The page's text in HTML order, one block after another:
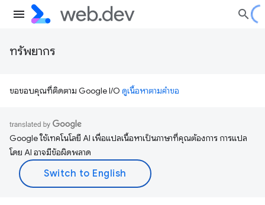
ทรัพยากร
ขอขอบคุณที่ติดตาม Google I/O ดูเนื้อหาตามคำขอ
Google ใช้เทคโนโลยี AI เพื่อแปลเนื้อหาเป็นภาษาที่คุณต้องการ การแปล
โดย AI อาจมีข้อผิดพลาด